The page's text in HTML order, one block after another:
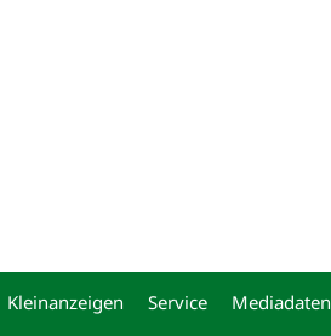
Kleinanzeigen Service Mediadaten